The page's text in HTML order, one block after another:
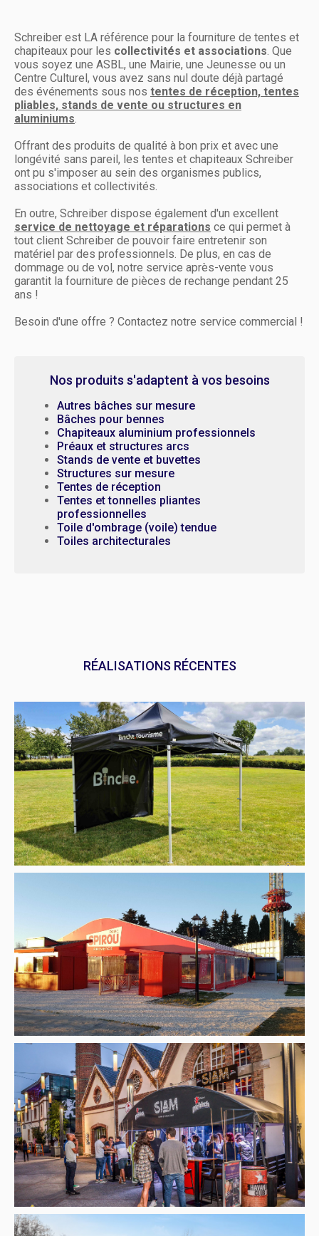
Schreiber est LA référence pour la fourniture de tentes et
chapiteaux pour les collectivités et associations. Que
vous soyez une ASBL, une Mairie, une Jeunesse ou un
Centre Culturel, vous avez sans nul doute déjà partagé
des événements sous nos tentes de réception, tentes
pliables, stands de vente ou structures en
aluminiums.
Offrant des produits de qualité à bon prix et avec une
longévité sans pareil, les tentes et chapiteaux Schreiber
ont pu s'imposer au sein des organismes publics,
associations et collectivités.
En outre, Schreiber dispose également d'un excellent
service de nettoyage et réparations ce qui permet à
tout client Schreiber de pouvoir faire entretenir son
matériel par des professionnels. De plus, en cas de
dommage ou de vol, notre service après-vente vous
garantit la fourniture de pièces de rechange pendant 25
ans !
Besoin d'une offre ? Contactez notre service commercial !
Nos produits s'adaptent à vos besoins
Autres bâches sur mesure
Bâches pour bennes
Chapiteaux aluminium professionnels
Préaux et structures arcs
Stands de vente et buvettes
Structures sur mesure
Tentes de réception
Tentes et tonnelles pliantes
professionnelles
Toile d'ombrage (voile) tendue
Toiles architecturales
RÉALISATIONS RÉCENTES